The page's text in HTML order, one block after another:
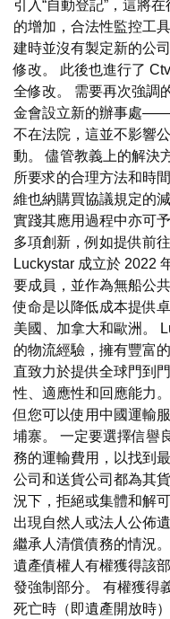
引入“自動登記”，這將
的增加，合法性監控工
建時並沒有製定新的公
修改。 此後也進行了
全修改。 需要再次強調
金會設立新的辦事處——
不在法院，這並不影響
動。 儘管教義上的解決
所要求的合理方法和時
維也納購買協議規定的
實踐其應用過程中亦可
多項創新，例如提供前
Luckystar 成立於 2022
要成員，並作為無船公
使命是以降低成本提供
美國、加拿大和歐洲。
的物流經驗，擁有豐富
直致力於提供全球門到
性、適應性和回應能力
但您可以使用中國運輸
埔寨。 一定要選擇信譽
務的運輸費用，以找到
公司和送貨公司都為其
況下，拒絕或集體和解
出現自然人或法人公佈
繼承人清償債務的情況
遺產債權人有權獲得該
發強制部分。 有權獲得
死亡時（即遺產開放時